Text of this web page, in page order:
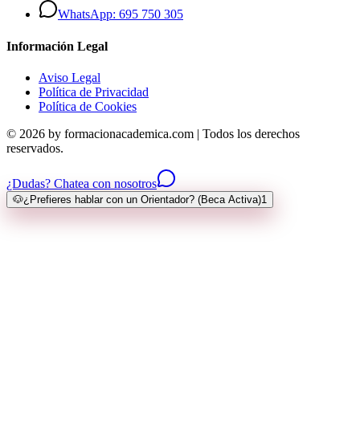
WhatsApp: 695 750 305
Información Legal
Aviso Legal
Política de Privacidad
Política de Cookies
© 2026 by formacionacademica.com | Todos los derechos
reservados.
¿Dudas? Chatea con nosotros
🐶¿Prefieres hablar con un Orientador? (Beca Activa)1